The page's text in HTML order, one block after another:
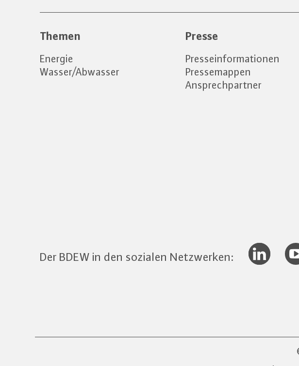
Themen
Energie
Wasser/Abwasser
Presse
Presseinformationen
Pressemappen
Ansprechpartner
Der BDEW in den sozialen Netzwerken: